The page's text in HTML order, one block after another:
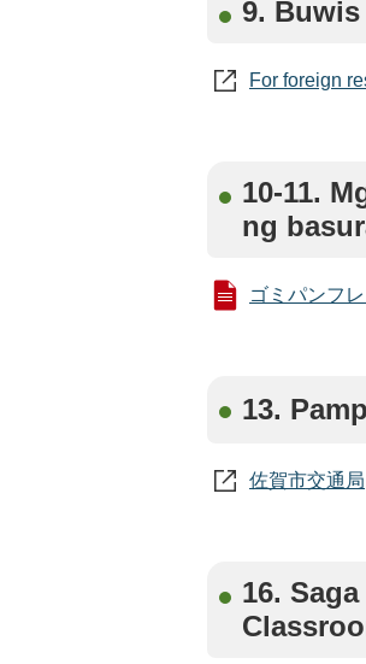
9.
For foreign
10-11.
ng
ゴミパンフ
13.
佐賀市交通局
16.